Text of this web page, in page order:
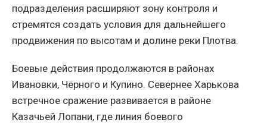
подразделения расширяют зону контроля и
стремятся создать условия для дальнейшего
продвижения по высотам и долине реки Плотва.
Боевые действия продолжаются в районах
Ивановки, Чёрного и Купино. Севернее Харькова
встречное сражение развивается в районе
Казачьей Лопани, где линия боевого